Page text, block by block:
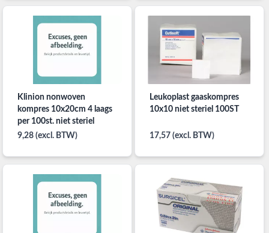
Klinion nonwoven
kompres 10x20cm 4 laags
per 100st. niet steriel
9,28 (excl. BTW)
Leukoplast gaaskompres
10x10 niet steriel 100ST
17,57 (excl. BTW)